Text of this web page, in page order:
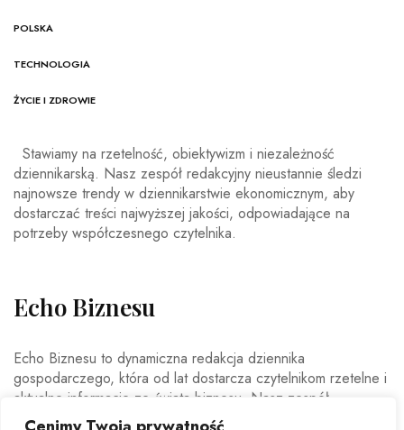
POLSKA
TECHNOLOGIA
ŻYCIE I ZDROWIE
Stawiamy na rzetelność, obiektywizm i niezależność
dziennikarską. Nasz zespół redakcyjny nieustannie śledzi
najnowsze trendy w dziennikarstwie ekonomicznym, aby
dostarczać treści najwyższej jakości, odpowiadające na
potrzeby współczesnego czytelnika.
Echo Biznesu
Echo Biznesu to dynamiczna redakcja dziennika
gospodarczego, która od lat dostarcza czytelnikom rzetelne i
aktualne informacje ze świata biznesu. Nasz zespół
doświadczonych dziennikarzy i ekspertów ekonomicznych